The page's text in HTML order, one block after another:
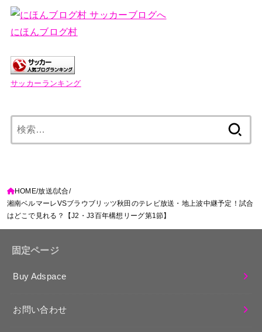
にほんブログ村
サッカーランキング
索:
HOME 放送 試合
湘南ベルマーレVSブラウブリッツ秋田のテレビ放送・地上波中継予定！試合
はどこで見れる？【J2・J3百年構想リーグ第1節】
固定ページ
Buy Adspace
お問い合わせ